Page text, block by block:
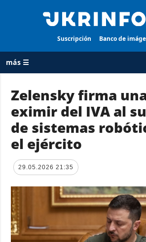
Suscripción Banco de
más ☰
TODAS LAS
CATEGORÍAS
Guerra
Reconstrucción
de Ucrania
Política
Economía
Defensa
Sociedad y
Cultura
Zelensky firma
eximir del IVA al
de sistemas
el ejército
29.05.2026 21:35